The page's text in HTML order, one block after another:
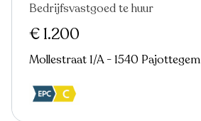
Bedrijfsvastgoed te huur
€ 1.200
Mollestraat 1/A - 1540 Pajottegem